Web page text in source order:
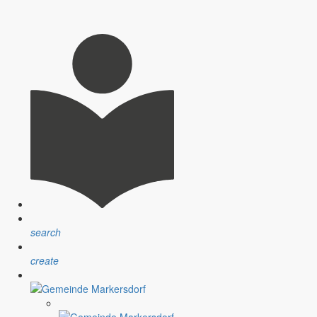
search
create
immer wieder feststellen, dass nur sehr wenige Menschen
kann nicht darüber hinweg täuschen, dass es in unserem
ausführlicher zu beleuchten. Ende Juni beginnen die Ferien für
man über eine Entschädigung des Ehrenamtes. Auch über einen
zu verbessern.